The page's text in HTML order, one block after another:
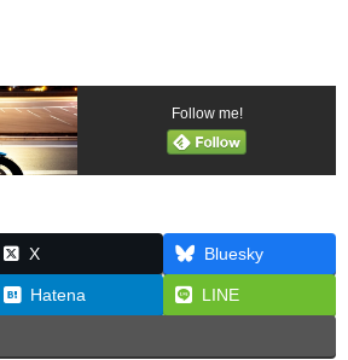
Follow me!
X
Bluesky
Hatena LINE